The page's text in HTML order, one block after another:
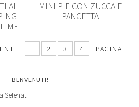
AL
MINI PIE CON ZUCCA E
PANCETTA
1 2 3 4
PAGINA
BENVENUTI!